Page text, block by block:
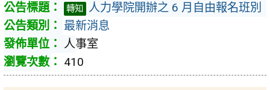
轉知
人力學院開辦之 6 月自由報名班別
最新消息
人事室
410